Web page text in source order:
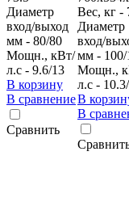
Диаметр
вход/выход
мм - 80/80
Мощн., кВт/
л.с - 9.6/13
В корзину
В сравнение
Сравнить
Вес, кг -
Диаметр
вход/
мм - 100/
Мощн.,
л.с -
В
В